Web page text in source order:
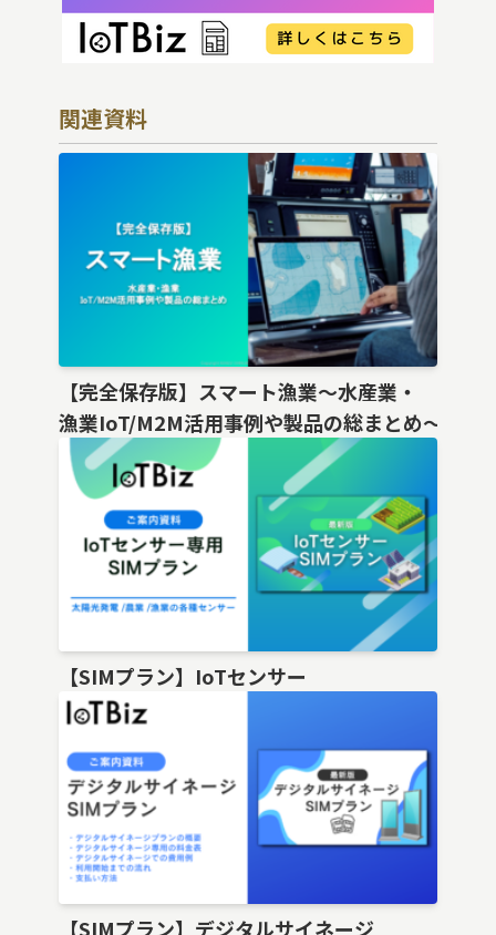
関連資料
【完全保存版】スマート漁業〜水産業・
漁業IoT/M2M活用事例や製品の総まとめ〜
【SIMプラン】IoTセンサー
【SIMプラン】デジタルサイネージ